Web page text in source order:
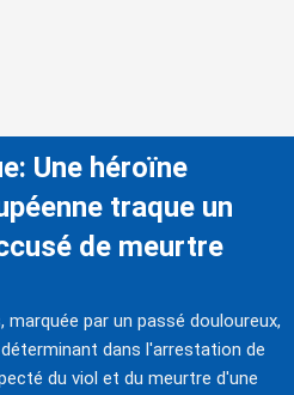
Une héroïne
traque un
de meurtre
marquée par un passé douloureux,
dans l'arrestation de
du viol et du meurtre d'une